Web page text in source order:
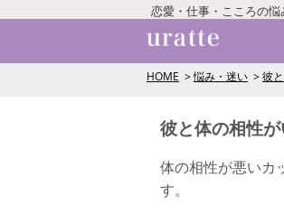
恋愛・仕事・こころの
HOME 悩み・迷い 彼
彼と体の相性
体の相性が悪いカ
す。